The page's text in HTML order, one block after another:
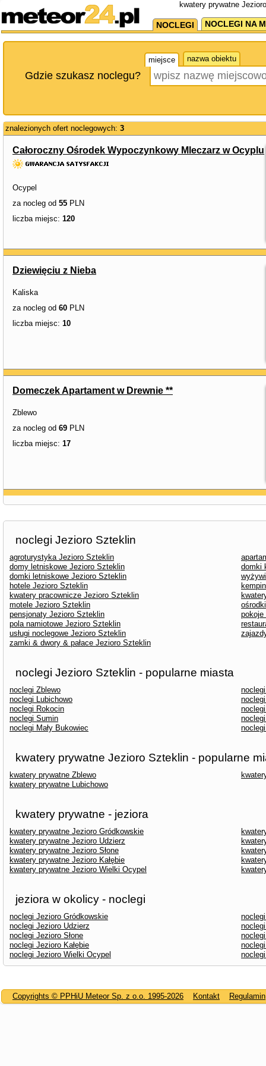
kwatery prywatne
NOCLEGI NOCLEGI NA
miejsce nazwa obiektu
Gdzie szukasz noclegu?
znalezionych ofert noclegowych: 3
Całoroczny Ośrodek Wypoczynkowy Mleczarz w Ocyplu
Ocypel
za nocleg od 55 PLN
liczba miejsc: 120
Dziewięciu z Nieba
Kaliska
za nocleg od 60 PLN
liczba miejsc: 10
Domeczek Apartament w Drewnie **
Zblewo
za nocleg od 69 PLN
liczba miejsc: 17
noclegi Jezioro Szteklin
agroturystyka Jezioro Szteklin
domy letniskowe Jezioro Szteklin
domki
domki letniskowe Jezioro Szteklin
hotele Jezioro Szteklin
kwatery pracownicze Jezioro Szteklin
motele Jezioro Szteklin
pensjonaty Jezioro Szteklin
pokoje
pola namiotowe Jezioro Szteklin
usługi noclegowe Jezioro Szteklin
zamki & dwory & pałace Jezioro Szteklin
noclegi Jezioro Szteklin - popularne miasta
noclegi Zblewo
noclegi Lubichowo
noclegi Rokocin
noclegi Sumin
noclegi Mały Bukowiec
kwatery prywatne Jezioro Szteklin - popularne
kwatery prywatne Zblewo
kwatery prywatne Lubichowo
kwatery prywatne - jeziora
kwatery prywatne Jezioro Gródkowskie
kwatery prywatne Jezioro Udzierz
kwatery prywatne Jezioro Słone
kwatery prywatne Jezioro Kałębie
kwatery prywatne Jezioro Wielki Ocypel
jeziora w okolicy - noclegi
noclegi Jezioro Gródkowskie
noclegi Jezioro Udzierz
noclegi Jezioro Słone
noclegi Jezioro Kałębie
noclegi Jezioro Wielki Ocypel
Copyrights © PPHiU Meteor Sp. z o.o. 1995-2026 Kontakt Regulamin